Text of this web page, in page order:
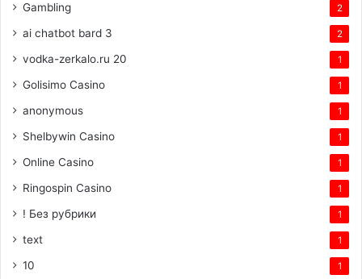
Gambling 2
ai chatbot bard 3 2
vodka-zerkalo.ru 20 1
Golisimo Casino 1
anonymous 1
Shelbywin Casino 1
Online Casino 1
Ringospin Casino 1
! Без рубрики 1
text 1
10 1